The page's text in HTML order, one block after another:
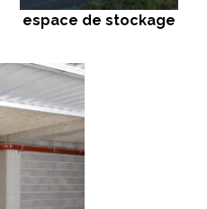
espace de stockage